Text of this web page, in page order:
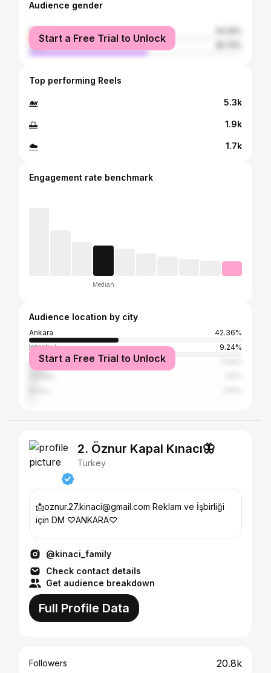
Audience gender
female
male
Start a Free Trial to Unlock
Top performing Reels
🐋 5.3k
🌅 1.9k
☁️ 1.7k
Engagement rate benchmark
Median
Audience location by city
Ankara
42.36%
Istanbul
9.24%
İzmirStart a Free Trial to Unlock
2. Öznur Kapal Kınacı🦋
Turkey
📩oznur.27.kinaci@gmail.com Reklam ve İşbirliği
için DM ♡ANKARA♡
@kinaci_family
Check contact details
Get audience breakdown
Full Profile Data
Followers 20.8k